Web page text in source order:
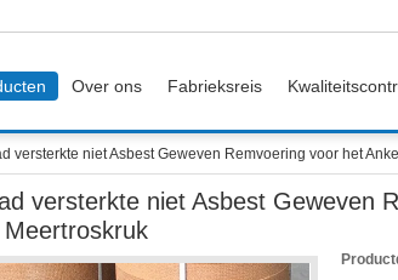
Over ons Fabrieksreis
versterkte niet Asbest Geweven Remvoering voor het
versterkte niet Asbest Geweven